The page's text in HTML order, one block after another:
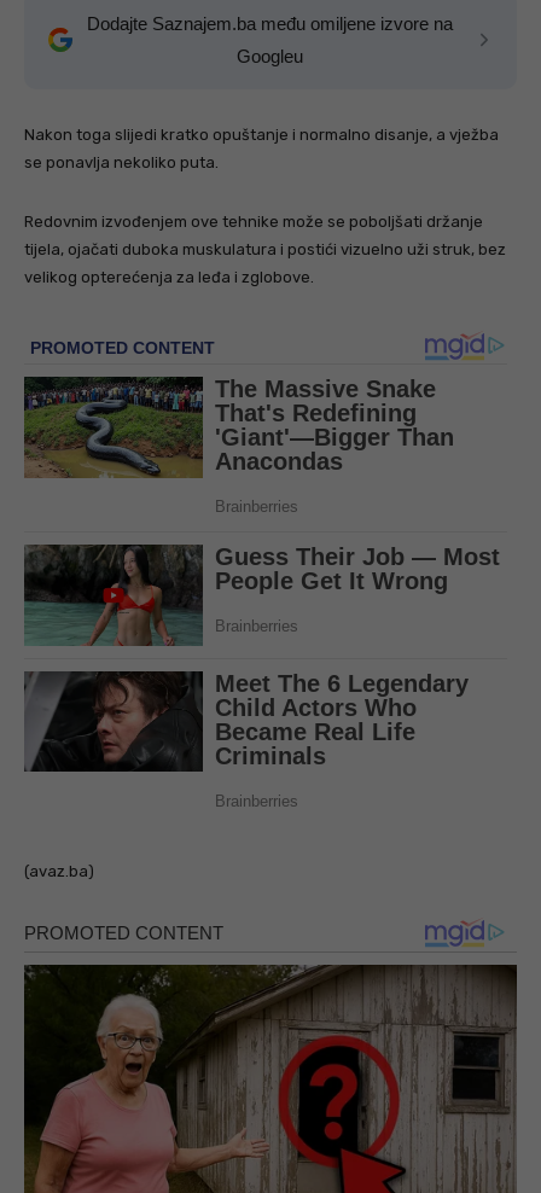
Dodajte Saznajem.ba među omiljene izvore na
Googleu
Nakon toga slijedi kratko opuštanje i normalno disanje, a vježba
se ponavlja nekoliko puta.
Redovnim izvođenjem ove tehnike može se poboljšati držanje
tijela, ojačati duboka muskulatura i postići vizuelno uži struk, bez
velikog opterećenja za leđa i zglobove.
(avaz.ba)